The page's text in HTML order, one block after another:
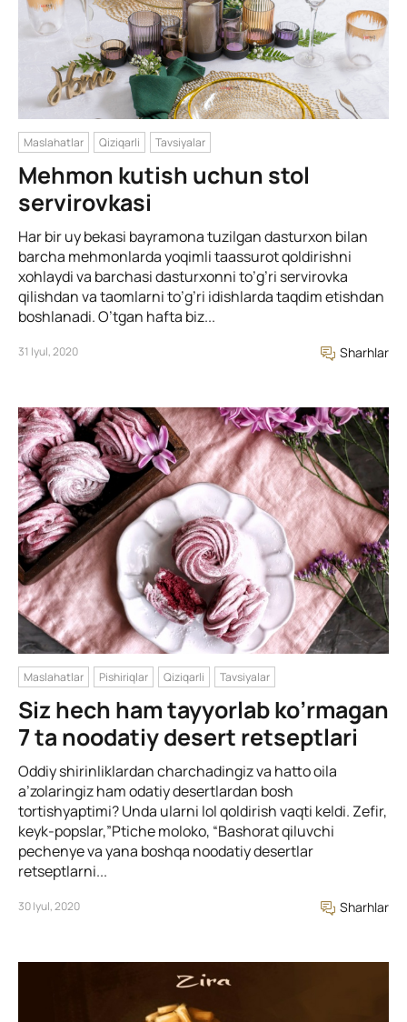
Maslahatlar Qiziqarli Tavsiyalar
Mehmon kutish uchun stol
servirovkasi
Har bir uy bekasi bayramona tuzilgan dasturxon bilan
barcha mehmonlarda yoqimli taassurot qoldirishni
xohlaydi va barchasi dasturxonni to’g’ri servirovka
qilishdan va taomlarni to’g’ri idishlarda taqdim etishdan
boshlanadi. O’tgan hafta biz...
31 Iyul, 2020 Sharhlar
Maslahatlar Pishiriqlar Qiziqarli Tavsiyalar
Siz hech ham tayyorlab ko’rmagan
7 ta noodatiy desert retseptlari
Oddiy shirinliklardan charchadingiz va hatto oila
a’zolaringiz ham odatiy desertlardan bosh
tortishyaptimi? Unda ularni lol qoldirish vaqti keldi. Zefir,
keyk-popslar,”Ptiche moloko, “Bashorat qiluvchi
pechenye va yana boshqa noodatiy desertlar
retseptlarni...
30 Iyul, 2020 Sharhlar